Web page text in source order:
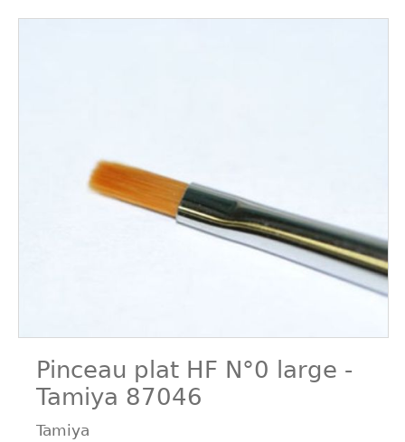
Pinceau plat HF N°0 large -
Tamiya 87046
Tamiya